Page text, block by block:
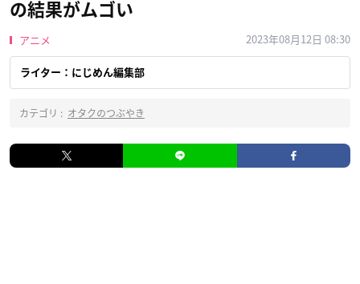
の結果がムゴい
アニメ 2023年08月12日 08:30
ライター：にじめん編集部
カテゴリ : オタクのつぶやき